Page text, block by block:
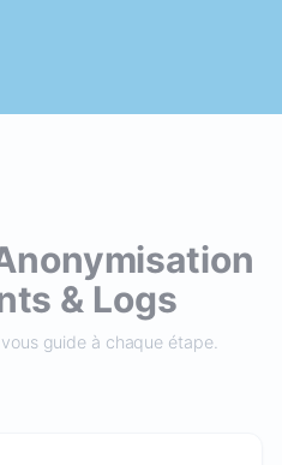
& Logs
guide à chaque étape.